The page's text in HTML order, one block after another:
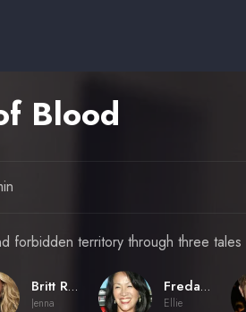
Blood
forbidden territory through three
Britt Robertson
Jenna
Freda Foh Shen
Ellie